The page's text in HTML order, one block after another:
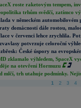
roste raketovým tempem,
trhům svědčí, zatímco
v německém automobilovém
domácností dále rostou,
v červenci lehce zrychlila.
potvrzuje celoroční
České úspory na
zklamalo výhledem, SpaceX
na otevření Hormuzu
mlčí, trh utahuje podmínky.
1 2 3 4